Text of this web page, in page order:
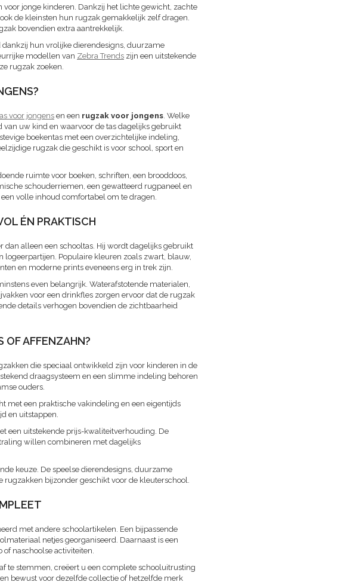
voor jonge kinderen. Dankzij het lichte gewicht, zachte
de kleinsten hun rugzak gemakkelijk zelf dragen.
bovendien extra aantrekkelijk.
hun vrolijke dierendesigns, duurzame
modellen van Zebra Trends zijn een uitstekende
rugzak zoeken.
voor jongensen een rugzak voor jongens. Welke
van uw kind en waarvoor de tas dagelijks gebruikt
boekentas met een overzichtelijke indeling,
rugzak die geschikt is voor school, sport en
ruimte voor boeken, schriften, een brooddoos,
schouderriemen, een gewatteerd rugpaneel en
volle inhoud comfortabel om te dragen.
ÉN PRAKTISCH
dan alleen een schooltas. Hij wordt dagelijks gebruikt
logeerpartijen. Populaire kleuren zoals zwart, blauw,
en moderne prints eveneens erg in trek zijn.
even belangrijk. Waterafstotende materialen,
voor een drinkfles zorgen ervoor dat de rugzak
details verhogen bovendien de zichtbaarheid
OF AFFENZAHN?
die speciaal ontwikkeld zijn voor kinderen in de
draagsysteem en een slimme indeling behoren
ouders.
met een praktische vakindeling en een eigentijds
en uitstappen.
een uitstekende prijs-kwaliteitverhouding. De
willen combineren met dagelijks
keuze. De speelse dierendesigns, duurzame
bijzonder geschikt voor de kleuterschool.
met andere schoolartikelen. Een bijpassende
netjes georganiseerd. Daarnaast is een
naschoolse activiteiten.
te stemmen, creëert u een complete schooluitrusting
bewust voor dezelfde collectie of hetzelfde merk